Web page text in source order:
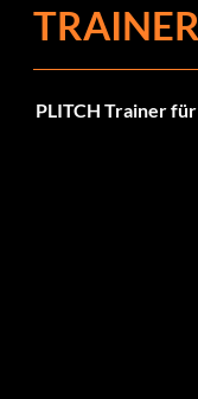
TRAINER
PLITCH Trainer